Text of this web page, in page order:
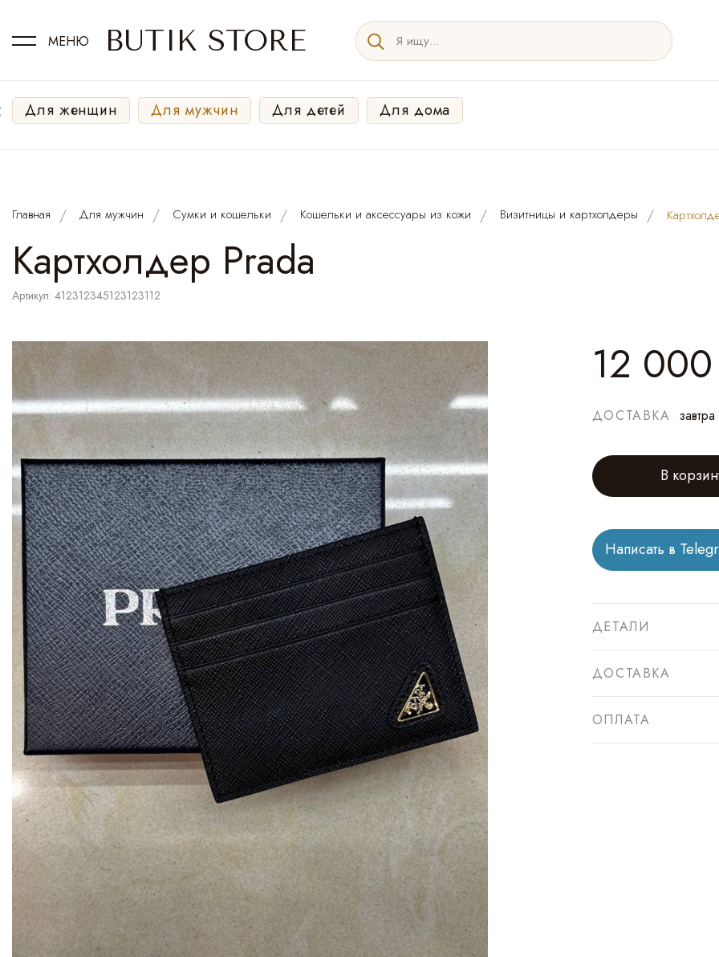
МЕНЮ BUTIK STORE
Для женщин Для мужчин Для детей Для дома
Главная Для мужчин Сумки и кошельки Кошельки и аксессуары из кожи Визитницы и картхолдеры
Картхолдер Prada
Артикул: 412312345123123112
12 000
ДОСТАВКА завтра
В
Написать в
ДЕТАЛИ
ДОСТАВКА
ОПЛАТА